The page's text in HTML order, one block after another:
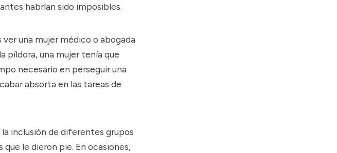
habrían sido imposibles.
una mujer médico o abogada
píldora, una mujer tenía que
necesario en perseguir una
absorta en las tareas de
inclusión de diferentes grupos
le dieron pie. En ocasiones,